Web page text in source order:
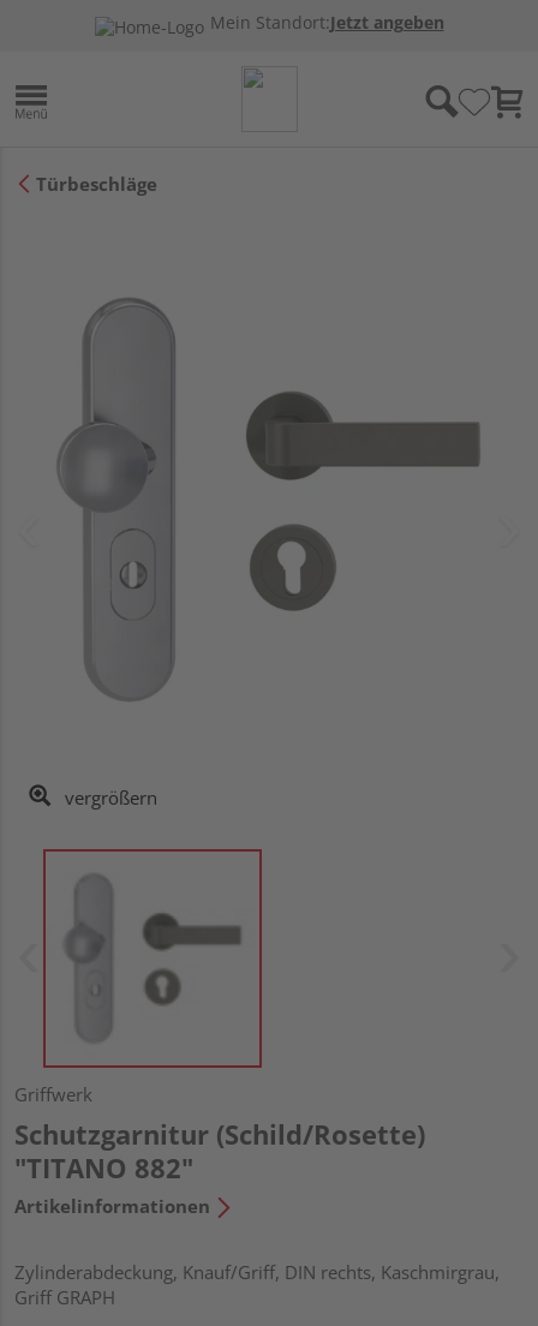
Mein Standort:Jetzt angeben
Türbeschläge
vergrößern
Griffwerk
Schutzgarnitur (Schild/Rosette)
"TITANO 882"
Artikelinformationen
Zylinderabdeckung, Knauf/Griff, DIN rechts, Kaschmirgrau,
Griff GRAPH